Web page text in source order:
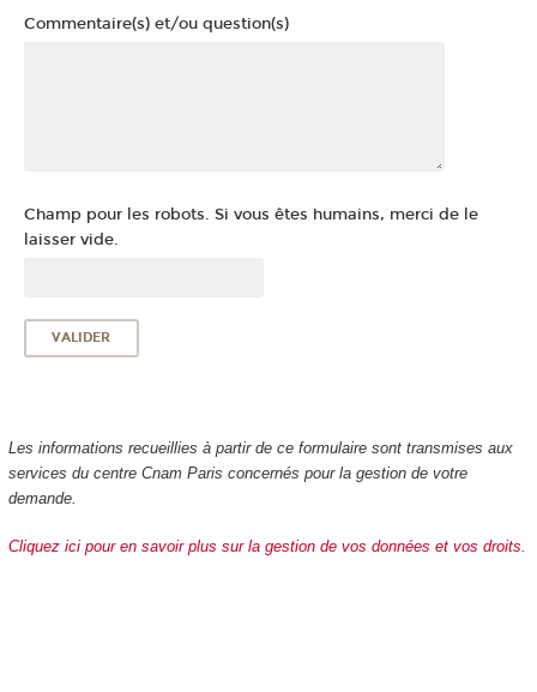
Commentaire(s) et/ou question(s)
Champ pour les robots. Si vous êtes humains, merci de le
laisser vide.
Les informations recueillies à partir de ce formulaire sont transmises aux
services du centre Cnam Paris concernés pour la gestion de votre
demande.
Cliquez ici pour en savoir plus sur la gestion de vos données et vos droits.